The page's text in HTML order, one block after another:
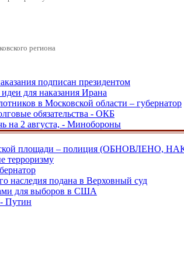
региона
подписан президентом
для наказания Ирана
в Московской области – губернатор
обязательства - ОКБ
на 2 августа, - Минобороны
площади – полиция (ОБНОВЛЕНО,
терроризму
наследия подана в Верховный суд
для выборов в США
Путин